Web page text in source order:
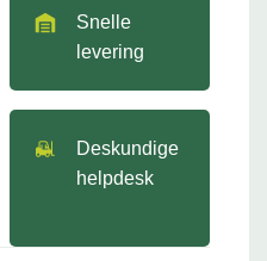
Snelle
levering
Deskundige
helpdesk